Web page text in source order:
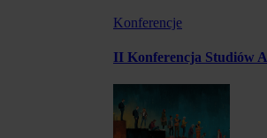
Konferencje
II Konferencja Studiów